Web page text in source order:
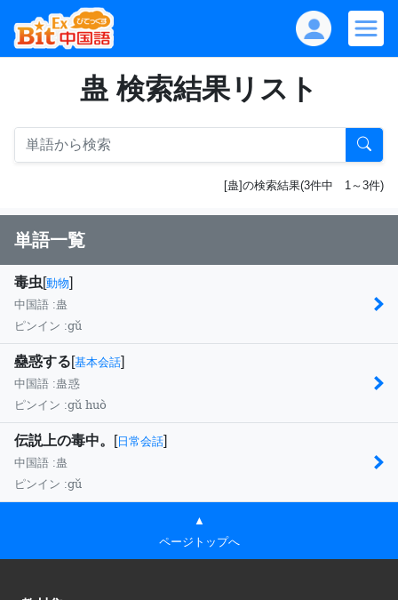
蛊 検索結果リスト
[蛊]の検索結果(3件中 1～3件)
単語一覧
毒虫[動物]
中国語 :蛊
ピンイン :gǔ
蠱惑する[基本会話]
中国語 :蛊惑
ピンイン :gǔ huò
伝説上の毒中。 [ 日常会話]
中国語 :蛊
ピンイン :gǔ
▲
ページトップへ